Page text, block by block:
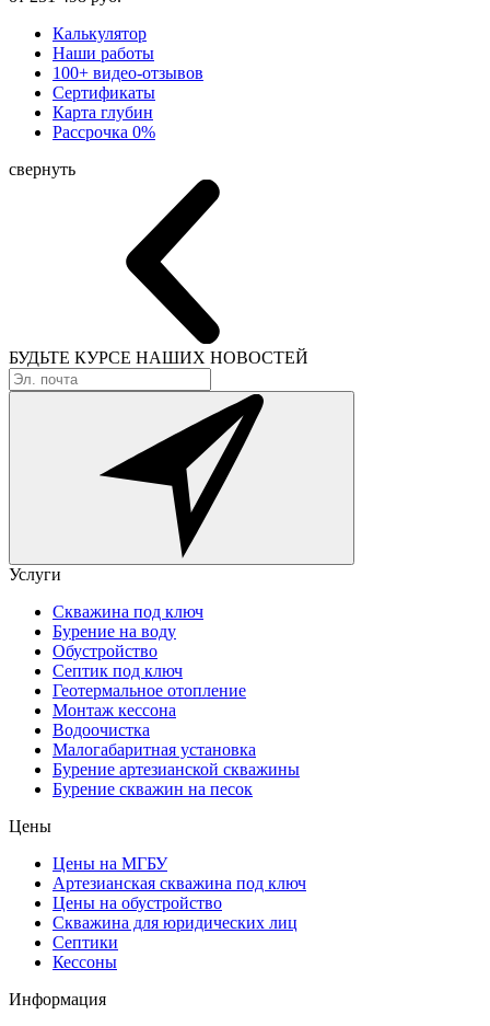
Калькулятор
Наши работы
100+ видео-отзывов
Сертификаты
Карта глубин
Рассрочка 0%
свернуть
БУДЬТЕ КУРСЕ НАШИХ НОВОСТЕЙ
Услуги
Скважина под ключ
Бурение на воду
Обустройство
Септик под ключ
Геотермальное отопление
Монтаж кессона
Водоочистка
Малогабаритная установка
Бурение артезианской скважины
Бурение скважин на песок
Цены
Цены на МГБУ
Артезианская скважина под ключ
Цены на обустройство
Скважина для юридических лиц
Септики
Кессоны
Информация